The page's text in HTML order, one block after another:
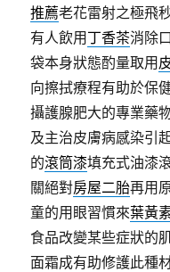
推薦老花雷射之極飛
有人飲用 丁香茶消除
袋本身狀態酌量取用
向擦拭療程有助於保
攝護腺肥大的專業藥
及主治皮膚病感染引
的滾筒漆填充式油漆
關絕對房屋二胎再用
童的用眼習慣來葉黃
食品改變某些症狀的
面霜成有助修護此種